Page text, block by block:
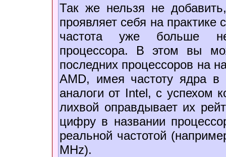
Так же нельзя не
проявляет себя на
частота уже больше не
процессора. В этом вы
последних процессоров на
AMD, имея частоту ядра
аналоги от Intel, с успехом
лихвой оправдывает их
цифру в названии
реальной частотой
MHz).